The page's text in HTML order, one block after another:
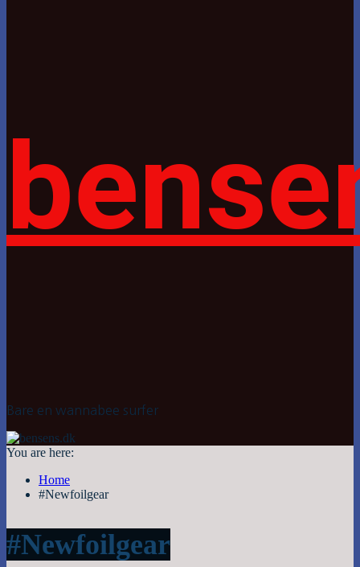
Bare en wannabee surfer
You are here:
Home
#Newfoilgear
#Newfoilgear